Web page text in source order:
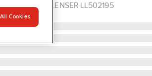
LEDLENSER LL502195
Cookies